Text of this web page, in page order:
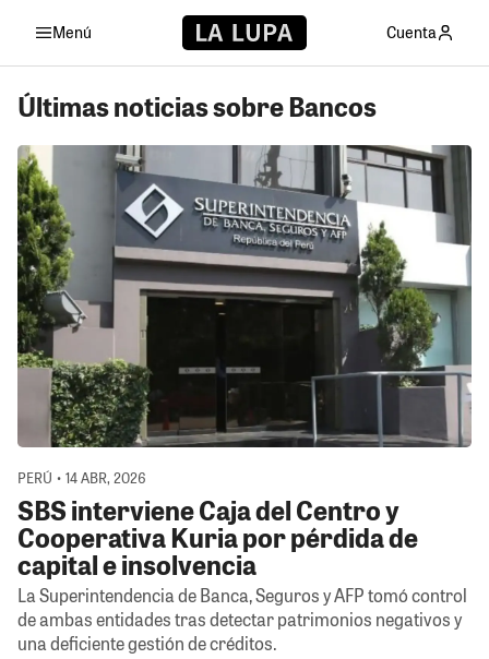
Menú Cuenta
Últimas noticias sobre Bancos
PERÚ • 14 ABR, 2026
SBS interviene Caja del Centro y
Cooperativa Kuria por pérdida de
capital e insolvencia
La Superintendencia de Banca, Seguros y AFP tomó control
de ambas entidades tras detectar patrimonios negativos y
una deficiente gestión de créditos.